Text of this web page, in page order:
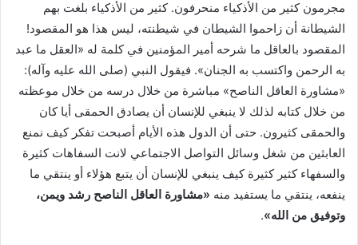
مجرمون كثير من الأذكياء منحرفون. كثير من الأذكياء بلغت بهم
الشيطانة أن زاحموا الشيطان في شيطنته، ليس هذا هو المقصود!
المقصود بالعاقل ما شرحه أمير المؤمنين في كلمة له «العقل ما عبد
به الرحمن واكتسب به الجنان». فيقول النبي (صلى الله عليه وآله):
«مشاورة العاقل الناصح» مباشرة من خلال درسه من خلال موعظته
من خلال كتابه لذلك لا ينبغي للإنسان أن يصادق الحمقى أيا كان
والحمقى كثيرون. حتى أن الدول هذه الأيام أصبحت تفكر كيف نمنع
العابثين من شغل وسائل التواصل الاجتماعي لانت السفاهات كثيرة
والسفهاء كثير كثيرة كيف ينبغي للإنسان أن يتبع هؤلاء أو ينتقي ما
ينفعه، ينتقي ما يستفيد منه «مشاورة العاقل الناصح رشد ويمن،
وتوفيق من الله».